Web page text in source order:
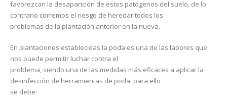
favorezcan la desaparición de estos patógenos del suelo, de lo
contrario corremos el riesgo de heredar todos los
problemas de la plantación anterior en la nueva.
En plantaciones establecidas la poda es una de las labores que
nos puede permitir luchar contra el
problema, siendo una de las medidas más eficaces a aplicar la
desinfección de herramientas de poda, para ello
se debe: